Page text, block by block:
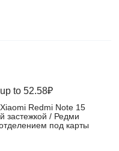
– купить в
to 52.58₽
Redmi Note 15
застежкой / Редми
под карты
интернет-магазине